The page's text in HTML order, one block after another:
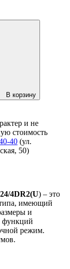
В корзину
и не
стоимость
40 (ул.
50)
/4DR2(U) – это
имеющий
и
функций
режим.